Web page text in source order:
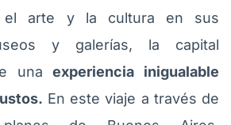
el arte y la cultura en sus
y galerías, la capital
unaexperiencia inigualable
En este viaje a través de